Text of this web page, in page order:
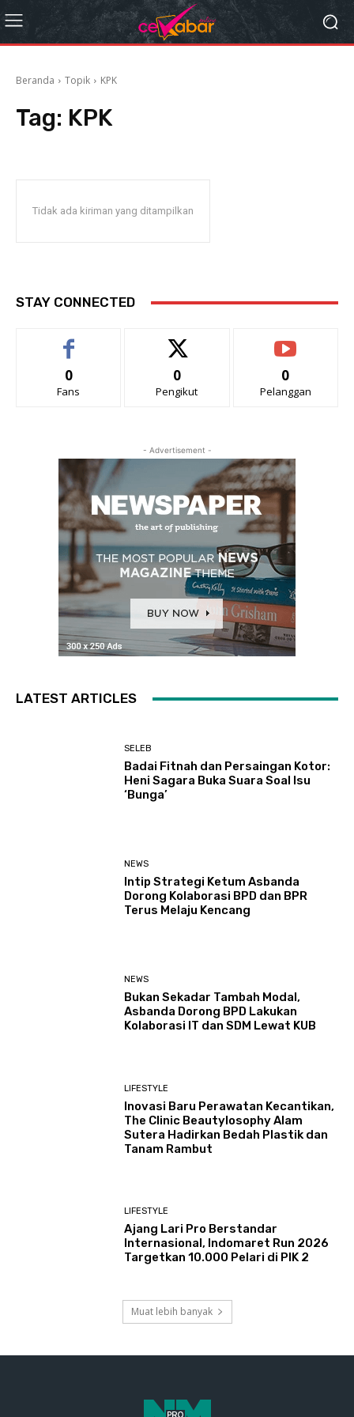
Beranda Topik KPK
Tag: KPK
Tidak ada kiriman yang ditampilkan
STAY CONNECTED
0
Fans
0
Pengikut
0
Pelanggan
- Advertisement -
LATEST ARTICLES
SELEB
Badai Fitnah dan Persaingan Kotor:
Heni Sagara Buka Suara Soal Isu
‘Bunga’
NEWS
Intip Strategi Ketum Asbanda
Dorong Kolaborasi BPD dan BPR
Terus Melaju Kencang
NEWS
Bukan Sekadar Tambah Modal,
Asbanda Dorong BPD Lakukan
Kolaborasi IT dan SDM Lewat KUB
LIFESTYLE
Inovasi Baru Perawatan Kecantikan,
The Clinic Beautylosophy Alam
Sutera Hadirkan Bedah Plastik dan
Tanam Rambut
LIFESTYLE
Ajang Lari Pro Berstandar
Internasional, Indomaret Run 2026
Targetkan 10.000 Pelari di PIK 2
Muat lebih banyak